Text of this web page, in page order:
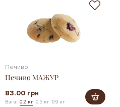
Печиво
Печиво МАЖУР
83.00 грн
Вага: 0.2 кг 0.5 кг 0.9 кг